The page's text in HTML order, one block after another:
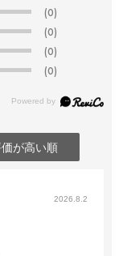
(0)
(0)
(0)
(0)
が高い順
2026.8.2